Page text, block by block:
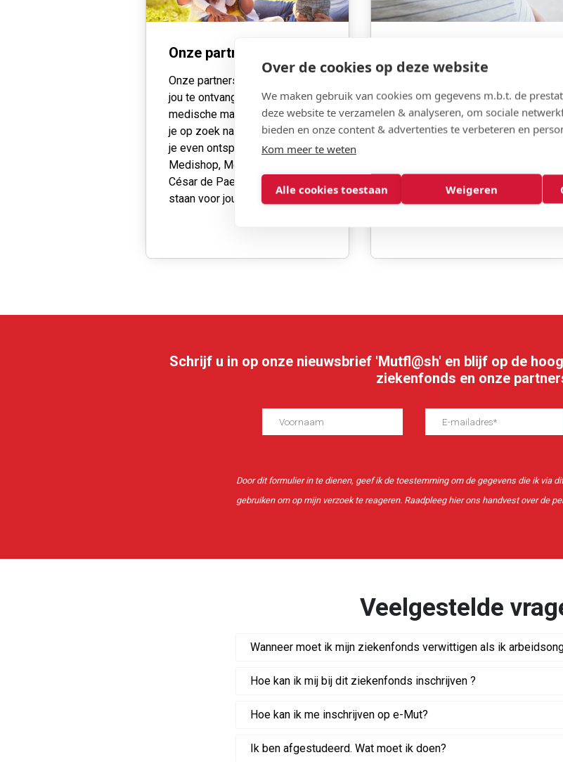
Over de cookies op deze website
We maken gebruik van cookies om gegevens m.b.t. de
deze website te verzamelen & analyseren, om sociale
bieden en onze content & advertenties te verbeteren en
Kom meer te weten
Alle cookies toestaan Weigeren
Onze partners
Onze partners staan klaar om
jou te ontvangen! Heb je
medische materiaal nodig, ben
je op zoek naar een arts of wil
je even ontspannen? Onze
Medishop, Medische centra
César de Paepe en VZW’s
staan voor jou klaar!
aaneenschakeling van
gebeurtenissen. Tijdens die
gelukkige en minder gelukkige
geven je in deze rubriek meer
uitleg over de vele fases waarin
Schrijf u in op onze nieuwsbrief 'Mutfl@sh' en blijf op de
ziekenfonds en onze
Door dit formulier in te dienen, geef ik de toestemming om de gegevens die ik via
gebruiken om op mijn verzoek te reageren. Raadpleeg hierons handvest over de
Veelgestelde
Wanneer moet ik mijn ziekenfonds verwittigen als ik
Hoe kan ik mij bij dit ziekenfonds inschrijven ?
Hoe kan ik me inschrijven op e-Mut?
Ik ben afgestudeerd. Wat moet ik doen?